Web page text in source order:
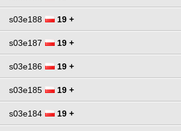
s03e188 19 +
s03e187 19 +
s03e186 19 +
s03e185 19 +
s03e184 19 +